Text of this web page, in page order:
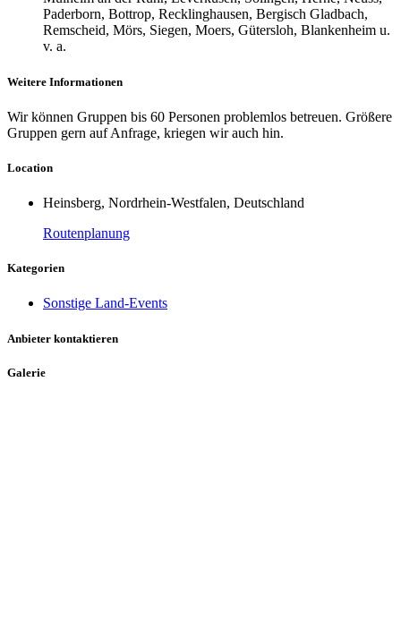
Paderborn, Bottrop, Recklinghausen, Bergisch Gladbach,
Remscheid, Mörs, Siegen, Moers, Gütersloh, Blankenheim u.
v. a.
Weitere Informationen
Wir können Gruppen bis 60 Personen problemlos betreuen. Größere
Gruppen gern auf Anfrage, kriegen wir auch hin.
Location
Heinsberg, Nordrhein-Westfalen, Deutschland
Routenplanung
Kategorien
Sonstige Land-Events
Anbieter kontaktieren
Galerie